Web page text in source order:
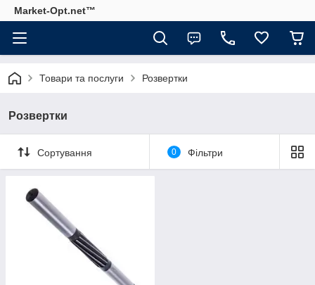
Market-Opt.net™
Товари та послуги Розвертки
Розвертки
Сортування 0 Фільтри